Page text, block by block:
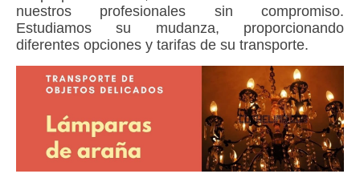
nuestros profesionales sin compromiso.
Estudiamos su mudanza, proporcionando
diferentes opciones y tarifas de su transporte.